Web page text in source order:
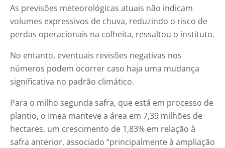
As previsões meteorológicas atuais não indicam
volumes expressivos de chuva, reduzindo o risco de
perdas operacionais na colheita, ressaltou o instituto.
No entanto, eventuais revisões negativas nos
números podem ocorrer caso haja uma mudança
significativa no padrão climático.
Para o milho segunda safra, que está em processo de
plantio, o Imea manteve a área em 7,39 milhões de
hectares, um crescimento de 1,83% em relação à
safra anterior, associado “principalmente à ampliação